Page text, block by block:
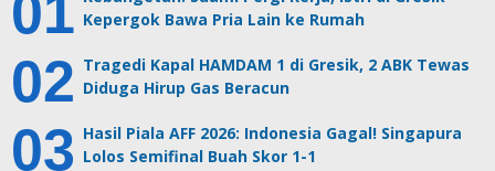
Kepergok Bawa Pria Lain ke Rumah
Tragedi Kapal HAMDAM 1 di Gresik, 2 ABK Tewas
Diduga Hirup Gas Beracun
Hasil Piala AFF 2026: Indonesia Gagal! Singapura
Lolos Semifinal Buah Skor 1-1